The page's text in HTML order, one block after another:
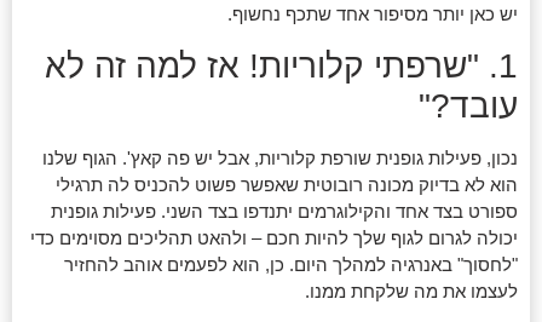
יש כאן יותר מסיפור אחד שתכף נחשוף.
1. "שרפתי קלוריות! אז למה זה לא
עובד?"
נכון, פעילות גופנית שורפת קלוריות, אבל יש פה קאץ'. הגוף שלנו
הוא לא בדיוק מכונה רובוטית שאפשר פשוט להכניס לה תרגילי
ספורט בצד אחד והקילוגרמים יתנדפו בצד השני. פעילות גופנית
יכולה לגרום לגוף שלך להיות חכם – ולהאט תהליכים מסוימים כדי
"לחסוך" באנרגיה למהלך היום. כן, הוא לפעמים אוהב להחזיר
לעצמו את מה שלקחת ממנו.